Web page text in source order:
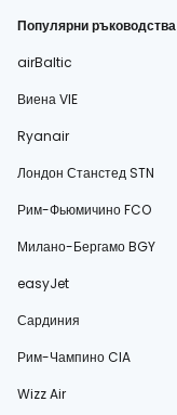
Популярни ръководства
airBaltic
Виена VIE
Ryanair
Лондон Станстед STN
Рим-Фьюмичино FCO
Милано-Бергамо BGY
easyJet
Сардиния
Рим-Чампино CIA
Wizz Air